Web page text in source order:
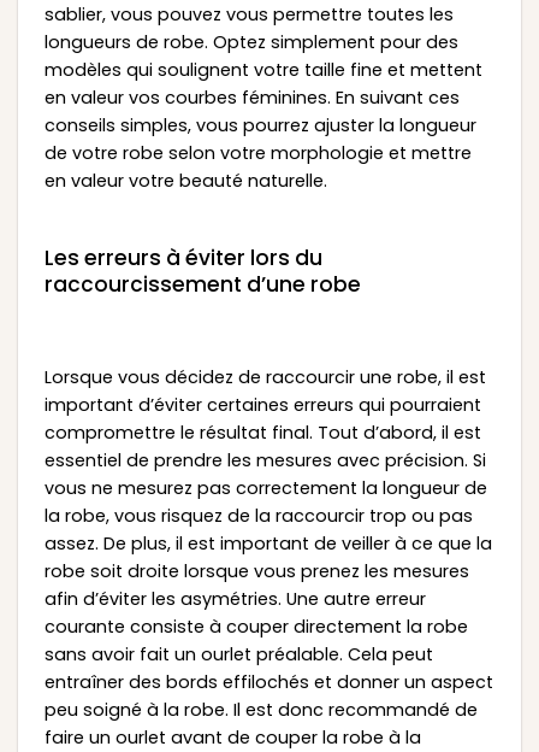
sablier, vous pouvez vous permettre toutes les
longueurs de robe. Optez simplement pour des
modèles qui soulignent votre taille fine et mettent
en valeur vos courbes féminines. En suivant ces
conseils simples, vous pourrez ajuster la longueur
de votre robe selon votre morphologie et mettre
en valeur votre beauté naturelle.
Les erreurs à éviter lors du
raccourcissement d’une robe
Lorsque vous décidez de raccourcir une robe, il est
important d’éviter certaines erreurs qui pourraient
compromettre le résultat final. Tout d’abord, il est
essentiel de prendre les mesures avec précision. Si
vous ne mesurez pas correctement la longueur de
la robe, vous risquez de la raccourcir trop ou pas
assez. De plus, il est important de veiller à ce que la
robe soit droite lorsque vous prenez les mesures
afin d’éviter les asymétries. Une autre erreur
courante consiste à couper directement la robe
sans avoir fait un ourlet préalable. Cela peut
entraîner des bords effilochés et donner un aspect
peu soigné à la robe. Il est donc recommandé de
faire un ourlet avant de couper la robe à la